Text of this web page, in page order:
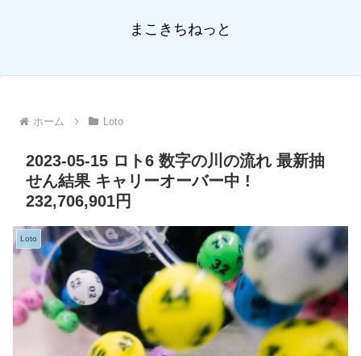
まこきちねっと
ホーム Loto
2023-05-15 ロト6 数字の川の流れ 最新抽
せん結果 キャリーオーバー中 !
232,706,901円
Loto